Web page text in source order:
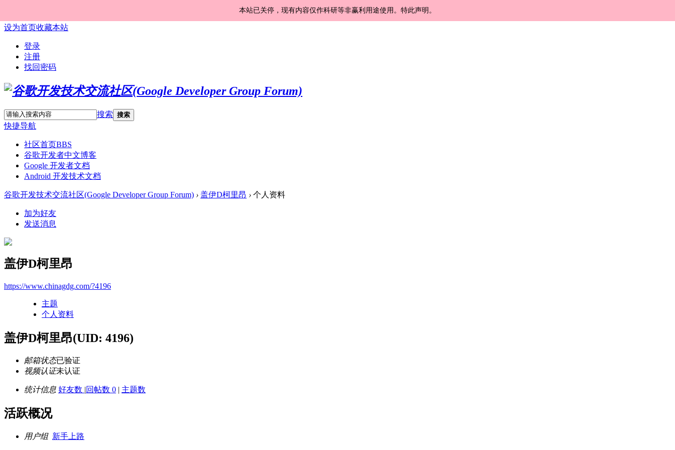
本站已关停，现有内容仅作科研等非赢利用途使用。特此声明。
设为首页收藏本站
登录
注册
找回密码
搜索 搜索
快捷导航
社区首页BBS
谷歌开发者中文博客
Google 开发者文档
Android 开发技术文档
谷歌开发技术交流社区(Google Developer Group Forum) › 盖伊D柯里昂 › 个人资料
加为好友
发送消息
盖伊D柯里昂
https://www.chinagdg.com/?4196
主题
个人资料
盖伊D柯里昂(UID: 4196)
邮箱状态已验证
视频认证未认证
统计信息 好友数 |回帖数 0 | 主题数
活跃概况
用户组 新手上路